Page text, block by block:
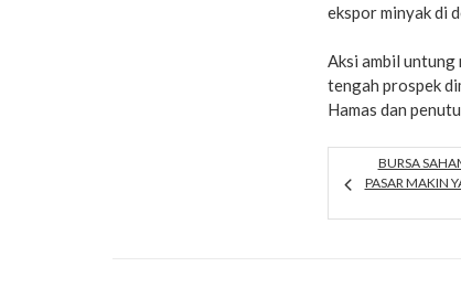
ekspor minyak di
Aksi ambil untung
tengah prospek
Hamas dan
BURSA
PASAR MAKIN